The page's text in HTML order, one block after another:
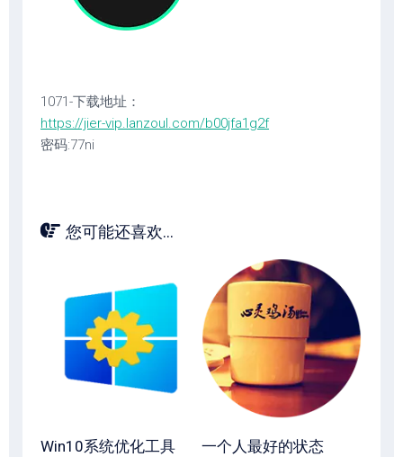
1071-下载地址：
https://jier-vip.lanzoul.com/b00jfa1g2f
密码:77ni
您可能还喜欢...
Win10系统优化工具
一个人最好的状态